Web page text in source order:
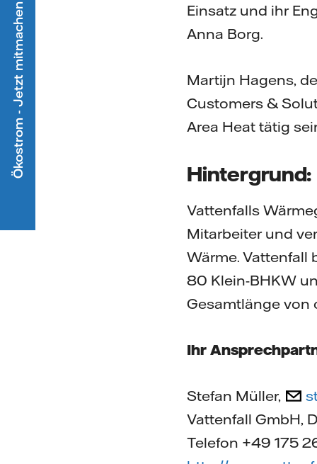
Einsatz und ihr
Anna Borg.
Martijn Hagens,
Customers &
Area Heat tätig
Hintergrund:
Vattenfalls
Mitarbeiter und
Wärme. Vattenfall
80 Klein-BHKW
Gesamtlänge von
Ihr
Stefan Müller,
Vattenfall GmbH,
Telefon +49 175
Ökostrom - Jetzt mitmachen